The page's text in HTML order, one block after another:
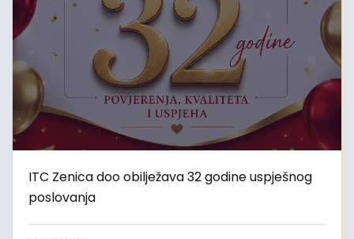
ITC Zenica doo obilježava 32 godine uspješnog
poslovanja